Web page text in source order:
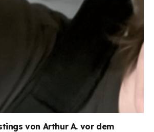
von Arthur A. vor dem